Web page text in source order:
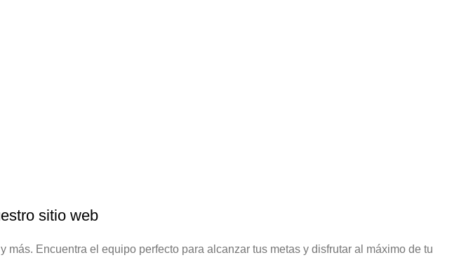
sitio web
Encuentra el equipo perfecto para alcanzar tus metas y disfrutar al máximo de tu